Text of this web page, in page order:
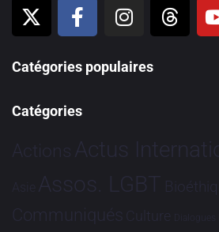
Catégories populaires
Catégories
Actions Actus
Asie Assos. LGBT
Communiqués Culture Dialogues